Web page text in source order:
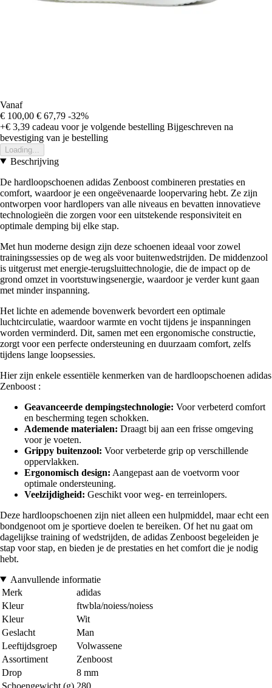
Vanaf
€ 100,00 € 67,79 -32%
+€ 3,39 cadeau voor je volgende bestelling Bijgeschreven na
bevestiging van je bestelling
Loading...
Beschrijving
De hardloopschoenen adidas Zenboost combineren prestaties en
comfort, waardoor je een ongeëvenaarde loopervaring hebt. Ze zijn
ontworpen voor hardlopers van alle niveaus en bevatten innovatieve
technologieën die zorgen voor een uitstekende responsiviteit en
optimale demping bij elke stap.
Met hun moderne design zijn deze schoenen ideaal voor zowel
trainingssessies op de weg als voor buitenwedstrijden. De middenzool
is uitgerust met energie-terugsluittechnologie, die de impact op de
grond omzet in voortstuwingsenergie, waardoor je verder kunt gaan
met minder inspanning.
Het lichte en ademende bovenwerk bevordert een optimale
luchtcirculatie, waardoor warmte en vocht tijdens je inspanningen
worden verminderd. Dit, samen met een ergonomische constructie,
zorgt voor een perfecte ondersteuning en duurzaam comfort, zelfs
tijdens lange loopsessies.
Hier zijn enkele essentiële kenmerken van de hardloopschoenen adidas
Zenboost :
Geavanceerde dempingstechnologie: Voor verbeterd comfort
en bescherming tegen schokken.
Ademende materialen: Draagt bij aan een frisse omgeving
voor je voeten.
Grippy buitenzool: Voor verbeterde grip op verschillende
oppervlakken.
Ergonomisch design: Aangepast aan de voetvorm voor
optimale ondersteuning.
Veelzijdigheid: Geschikt voor weg- en terreinlopers.
Deze hardloopschoenen zijn niet alleen een hulpmiddel, maar echt een
bondgenoot om je sportieve doelen te bereiken. Of het nu gaat om
dagelijkse training of wedstrijden, de adidas Zenboost begeleiden je
stap voor stap, en bieden je de prestaties en het comfort die je nodig
hebt.
Aanvullende informatie
Merk
adidas
Kleur
ftwbla/noiess/noiess
Kleur
Wit
Geslacht
Man
Leeftijdsgroep
Volwassene
Assortiment
Zenboost
Drop
8 mm
Schoengewicht (g) 280